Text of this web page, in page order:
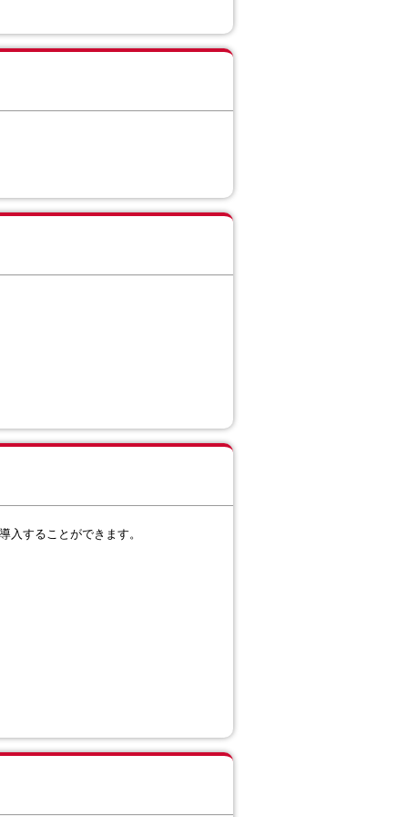
することができます。